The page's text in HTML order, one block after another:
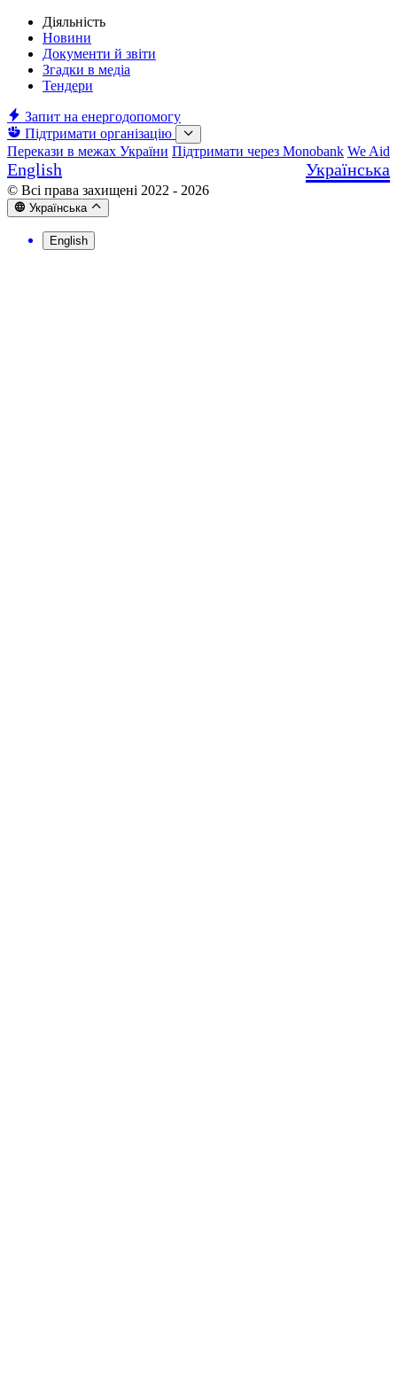
Діяльність
Новини
Документи й звіти
Згадки в медіа
Тендери
Запит на енергодопомогу
Підтримати організацію
Перекази в межах України Підтримати через Monobank We Aid
English Українська
© Всі права захищені 2022 - 2026
Українська
English